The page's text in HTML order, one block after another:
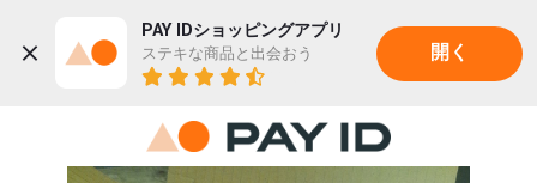
PAY IDショッピングアプリ
ステキな商品と出会おう 開く